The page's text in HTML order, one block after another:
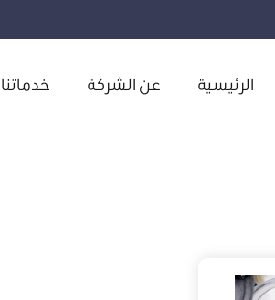
الرئيسية عن الشركة خدماتنا